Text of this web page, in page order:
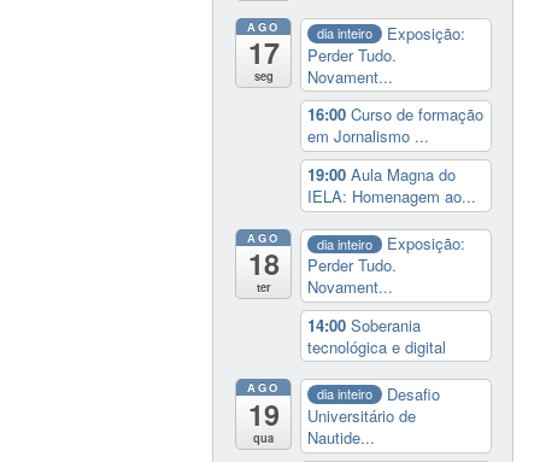
AGO
17
seg
dia inteiro
Exposição:
Perder Tudo.
Novament...
16:00Curso de formação
em Jornalismo ...
19:00Aula Magna do
IELA: Homenagem ao...
AGO
18
ter
dia inteiro
Exposição:
Perder Tudo.
Novament...
14:00Soberania
tecnológica e digital
AGO
19
qua
dia inteiro
Desafio
Universitário de
Nautide...